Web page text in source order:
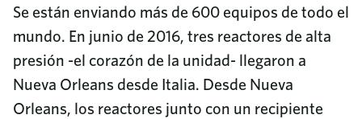
Se están enviando más de 600 equipos de todo el
mundo. En junio de 2016, tres reactores de alta
presión -el corazón de la unidad- llegaron a
Nueva Orleans desde Italia. Desde Nueva
Orleans, los reactores junto con un recipiente